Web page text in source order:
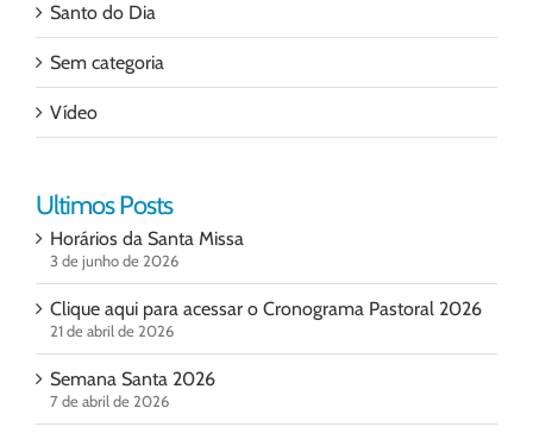
Santo do Dia
Sem categoria
Vídeo
Ultimos Posts
Horários da Santa Missa
3 de junho de 2026
Clique aqui para acessar o Cronograma Pastoral 2026
21 de abril de 2026
Semana Santa 2026
7 de abril de 2026